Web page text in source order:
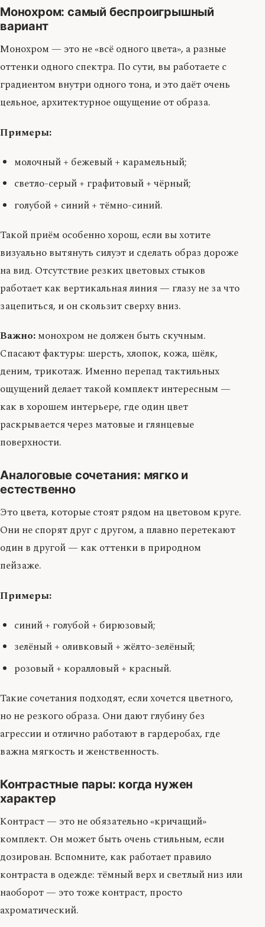
Монохром: самый беспроигрышный
вариант
Монохром — это не «всё одного цвета», а разные
оттенки одного спектра. По сути, вы работаете с
градиентом внутри одного тона, и это даёт очень
цельное, архитектурное ощущение от образа.
Примеры:
молочный + бежевый + карамельный;
светло-серый + графитовый + чёрный;
голубой + синий + тёмно-синий.
Такой приём особенно хорош, если вы хотите
визуально вытянуть силуэт и сделать образ дороже
на вид. Отсутствие резких цветовых стыков
работает как вертикальная линия — глазу не за что
зацепиться, и он скользит сверху вниз.
Важно:монохром не должен быть скучным.
Спасают фактуры: шерсть, хлопок, кожа, шёлк,
деним, трикотаж. Именно перепад тактильных
ощущений делает такой комплект интересным —
как в хорошем интерьере, где один цвет
раскрывается через матовые и глянцевые
поверхности.
Аналоговые сочетания: мягко и
естественно
Это цвета, которые стоят рядом на цветовом круге.
Они не спорят друг с другом, а плавно перетекают
один в другой — как оттенки в природном
пейзаже.
Примеры:
синий + голубой + бирюзовый;
зелёный + оливковый + жёлто-зелёный;
розовый + коралловый + красный.
Такие сочетания подходят, если хочется цветного,
но не резкого образа. Они дают глубину без
агрессии и отлично работают в гардеробах, где
важна мягкость и женственность.
Контрастные пары: когда нужен
характер
Контраст — это не обязательно «кричащий»
комплект. Он может быть очень стильным, если
дозирован. Вспомните, как работает правило
контраста в одежде: тёмный верх и светлый низ или
наоборот — это тоже контраст, просто
ахроматический.